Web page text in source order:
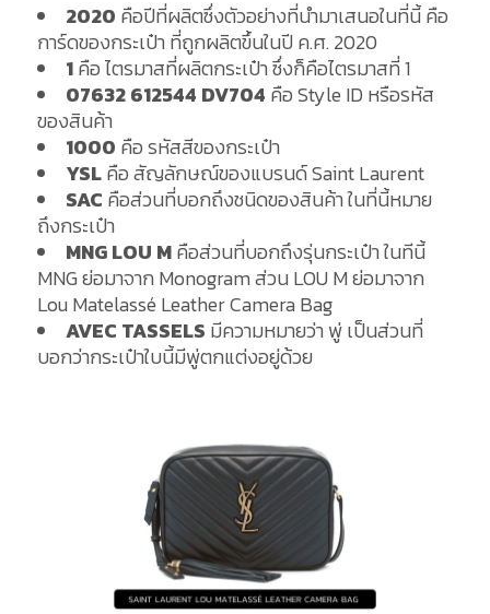
2020 คือปีที่ผลิตซึ่งตัวอย่างที่นำมาเสนอในที่นี้ คือ
การ์ดของกระเป๋า ที่ถูกผลิตขึ้นในปี ค.ศ. 2020
1คือ ไตรมาสที่ผลิตกระเป๋า ซึ่งก็คือไตรมาสที่ 1
07632 612544 DV704 คือ Style ID หรือรหัส
ของสินค้า
1000 คือ รหัสสีของกระเป๋า
YSLคือ สัญลักษณ์ของแบรนด์ Saint Laurent
SAC คือส่วนที่บอกถึงชนิดของสินค้า ในที่นี้หมาย
ถึงกระเป๋า
MNG LOU Mคือส่วนที่บอกถึงรุ่นกระเป๋า ในทีนี้
MNG ย่อมาจาก Monogram ส่วน LOU M ย่อมาจาก
Lou Matelassé Leather Camera Bag
AVEC TASSELS มีความหมายว่า พู่ เป็นส่วนที่
บอกว่ากระเป๋าใบนี้มีพู่ตกแต่งอยู่ด้วย